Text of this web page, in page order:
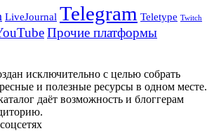
LiveJournal Telegram Teletype Twitch
Прочие платформы
исключительно с целью собрать
и полезные ресурсы в одном месте.
даёт возможность и блоггерам